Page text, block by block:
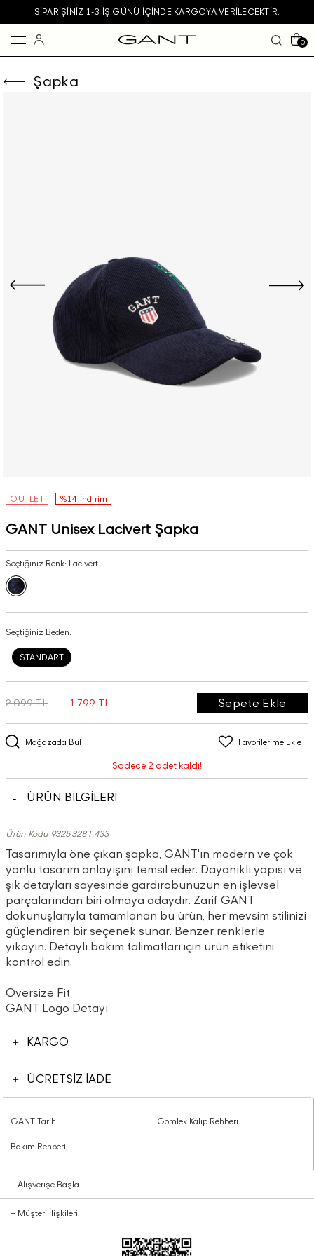
SIPARIŞINIZ 1-3 IŞ GÜNÜ IÇINDE KARGOYA VERILECEKTIR.
0
Şapka
OUTLET %14 İndirim
GANT Unisex Lacivert Şapka
Seçtiğiniz Renk: Lacivert
Seçtiğiniz Beden:
STANDART
Mağazada Bul Favorilerime Ekle
2.099 TL 1.799 TL Sepete Ekle
Sadece 2 adet kaldı!
ÜRÜN BİLGİLERİ
Ürün Kodu 9325328T.433
Tasarımıyla öne çıkan şapka, GANT'ın modern ve çok
yönlü tasarım anlayışını temsil eder. Dayanıklı yapısı ve
şık detayları sayesinde gardırobunuzun en işlevsel
parçalarından biri olmaya adaydır. Zarif GANT
dokunuşlarıyla tamamlanan bu ürün, her mevsim stilinizi
güçlendiren bir seçenek sunar. Benzer renklerle
yıkayın. Detaylı bakım talimatları için ürün etiketini
kontrol edin.
Oversize Fit
GANT Logo Detayı
KARGO
ÜCRETSİZ İADE
GANT Tarihi Gömlek Kalıp Rehberi
Bakım Rehberi
+ Alışverişe Başla
+ Müşteri İlişkileri